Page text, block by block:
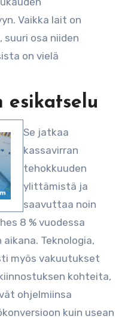
Vaikka lait on
osa niiden
on vielä
esikatselu
Se jatkaa
kassavirran
tehokkuuden
ylittämistä ja
saavuttaa noin
8 % vuodessa
Teknologia,
myös vakuutukset
kohteita,
ohjelmiinsa
kuin usean